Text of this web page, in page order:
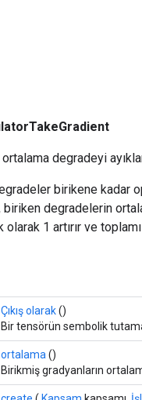
degradeyi
birikene kadar
degradelerin
1 artırır ve toplamı
Çıkış olarak()
Bir tensörün sembolik
ortalama ()
Birikmiş gradyanların